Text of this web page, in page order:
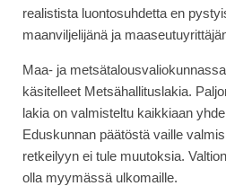
realistista luontosuhdetta en
maanviljelijänä ja
Maa- ja
käsitelleet Metsähallituslakia.
lakia on valmisteltu kaikkiaan
Eduskunnan päätöstä vaille
retkeilyyn ei tule muutoksia.
olla myymässä ulkomaille.